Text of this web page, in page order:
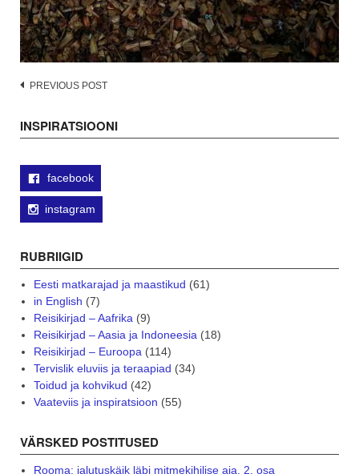
Post
PREVIOUS POST
INSPIRATSIOONI
facebook
instagram
RUBRIIGID
Eesti matkarajad ja maastikud (61)
in English (7)
Reisikirjad – Aafrika(9)
Reisikirjad – Aasia ja Indoneesia(18)
Reisikirjad – Euroopa(114)
Tervislik eluviis ja teraapiad (34)
Toidud ja kohvikud (42)
Vaateviis ja inspiratsioon (55)
VÄRSKED POSTITUSED
Rooma: jalutuskäik läbi mitmekihilise aja. 2. osa